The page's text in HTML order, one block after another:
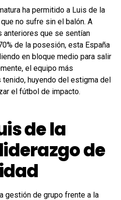
ha permitido a Luis de la
no sufre sin el balón. A
que se sentían
de la posesión, esta España
en bloque medio para salir
el equipo más
tenido, huyendo del estigma del
el fútbol de impacto.
de la
de
gestión de grupo frente a la